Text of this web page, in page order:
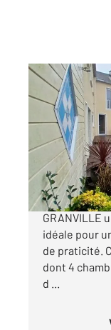
GRANVILLE
300 m2, 7
Ref : 43597
Maison à
CENTURY
GRANVILLE
idéale pour
de praticité.
dont 4
d ...